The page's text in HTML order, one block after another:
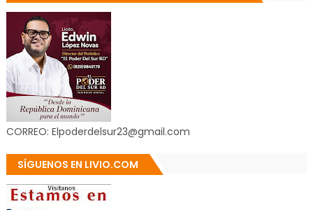
CORREO: Elpoderdelsur23@gmail.com
SÍGUENOS EN LIVIO.COM